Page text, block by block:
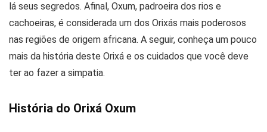
lá seus segredos. Afinal, Oxum, padroeira dos rios e
cachoeiras, é considerada um dos Orixás mais poderosos
nas regiões de origem africana. A seguir, conheça um pouco
mais da história deste Orixá e os cuidados que você deve
ter ao fazer a simpatia.
História do Orixá Oxum